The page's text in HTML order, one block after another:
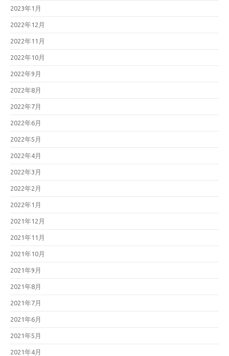
2023年1月
2022年12月
2022年11月
2022年10月
2022年9月
2022年8月
2022年7月
2022年6月
2022年5月
2022年4月
2022年3月
2022年2月
2022年1月
2021年12月
2021年11月
2021年10月
2021年9月
2021年8月
2021年7月
2021年6月
2021年5月
2021年4月